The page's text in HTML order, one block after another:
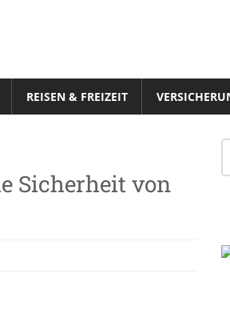
REISEN & FREIZEIT
Sicherheit von